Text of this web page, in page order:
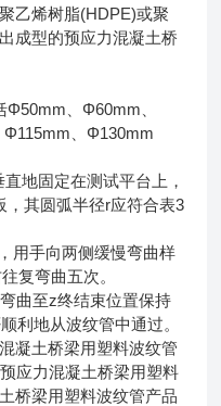
乙烯树脂(HDPE)或聚
成型的预应力混凝土桥
Φ50mm、Φ60mm、
、Φ130mm
地固定在测试平台上，
，其圆弧半径r应符合表3
用手向两侧缓慢弯曲样
复弯曲五次。
曲至z终结束位置保持
利地从波纹管中通过。
凝土桥梁用塑料波纹管
应力混凝土桥梁用塑料
桥梁用塑料波纹管产品